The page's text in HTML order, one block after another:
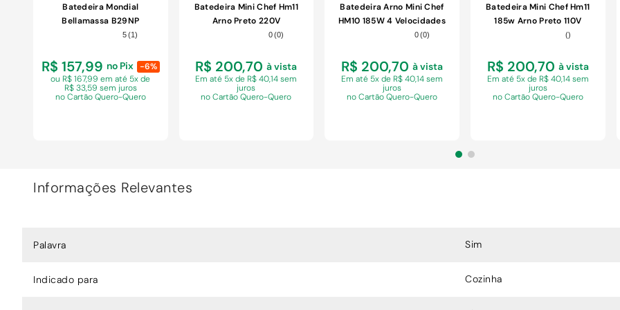
Batedeira Mondial
Bellamassa B29NP
Vermelha 220V
5(1)
R$ 157,99 no Pix
-6%
ou R$ 167,99 ematé 5x de
R$ 33,59 sem juros
no Cartão Quero-Quero
Batedeira Mini Chef Hm11
Arno Preto 220V
0(0)
R$ 200,70 à vista
Ematé 5x de R$ 40,14 sem
juros
no Cartão Quero-Quero
Batedeira Arno Mini Chef
HM10 185W 4 Velocidades
2 Tigelas 4L Branco 110V
0 (0)
R$ 200,70 à vista
Ematé 5x de R$ 40,14 sem
juros
no Cartão Quero-Quero
Batedeira Mini Chef Hm11
185w Arno Preto 110V
()
R$ 200,70 à vista
Em até 5x de R$ 40,14 sem
juros
no Cartão Quero-Quero
Informações Relevantes
Palavra Sim
Indicado para Cozinha